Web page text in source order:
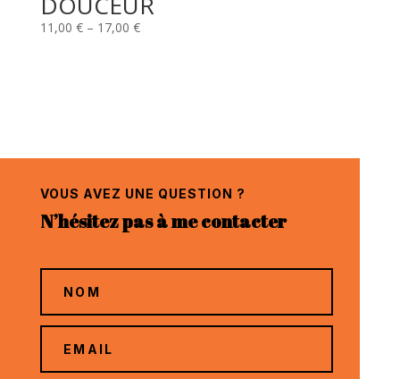
11,00 €– 17,00 €
VOUS AVEZ UNE QUESTION ?
N’hésitez pas à me contacter